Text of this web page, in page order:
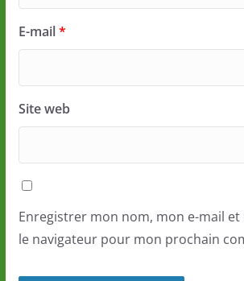
E-mail*
Site web
Enregistrer mon nom, mon e-mail et
le navigateur pour mon prochain